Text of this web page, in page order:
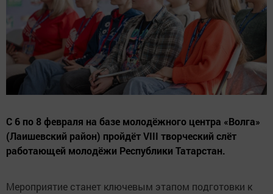
С 6 по 8 февраля на базе молодёжного центра «Волга»
(Лаишевский район) пройдёт VIII творческий слёт
работающей молодёжи Республики Татарстан.
Мероприятие станет ключевым этапом подготовки к